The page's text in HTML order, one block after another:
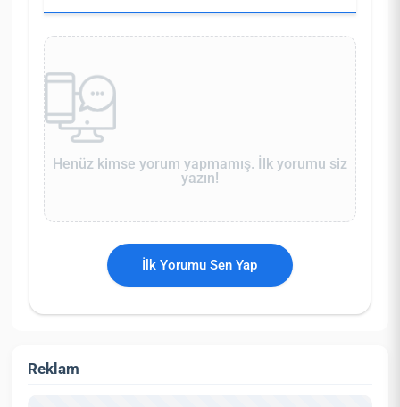
Henüz kimse yorum yapmamış. İlk yorumu siz
yazın!
İlk Yorumu Sen Yap
Reklam